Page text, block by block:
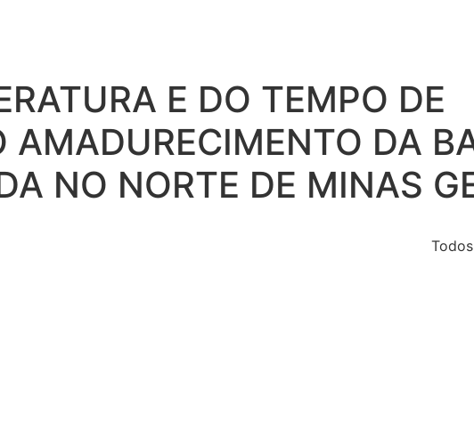
E DO TEMPO DE
DA
NO NORTE DE MINAS